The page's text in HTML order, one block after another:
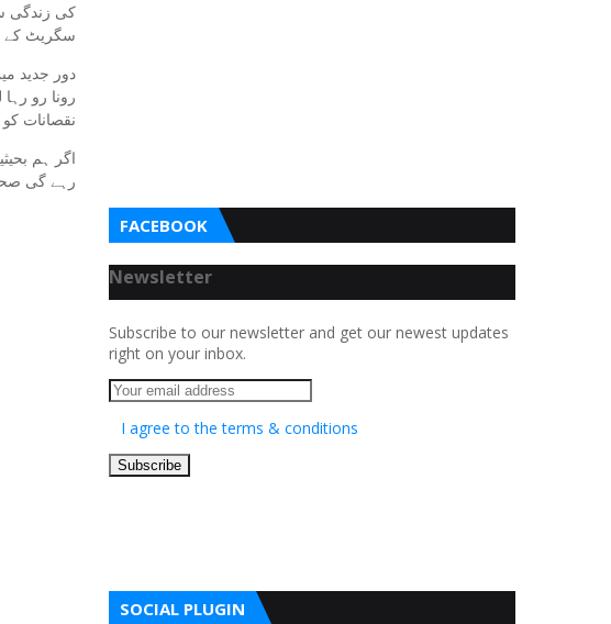
کی زندگی
سگریٹ کے
دور جدید
رونا رو
نقصانات
اگر ہم
رہے گی
FACEBOOK
Newsletter
Subscribe to our newsletter and get our newest updates
right on your inbox.
I agree to the terms & conditions
SOCIAL PLUGIN